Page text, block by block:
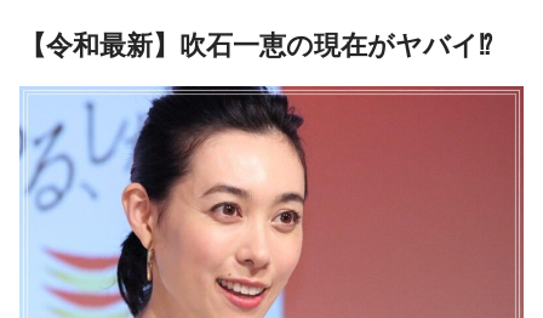
【令和最新】吹石一恵の現在がヤバイ⁉︎